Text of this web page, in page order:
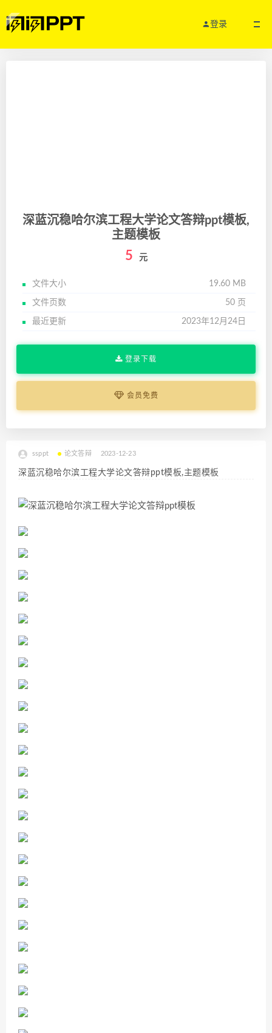
登录
深蓝沉稳哈尔滨工程大学论文答辩ppt模板,
主题模板
5 元
文件大小 19.60 MB
文件页数 50 页
最近更新 2023年12月24日
登录下载
会员免费
ssppt 论文答辩 2023-12-23
深蓝沉稳哈尔滨工程大学论文答辩ppt模板,主题模板